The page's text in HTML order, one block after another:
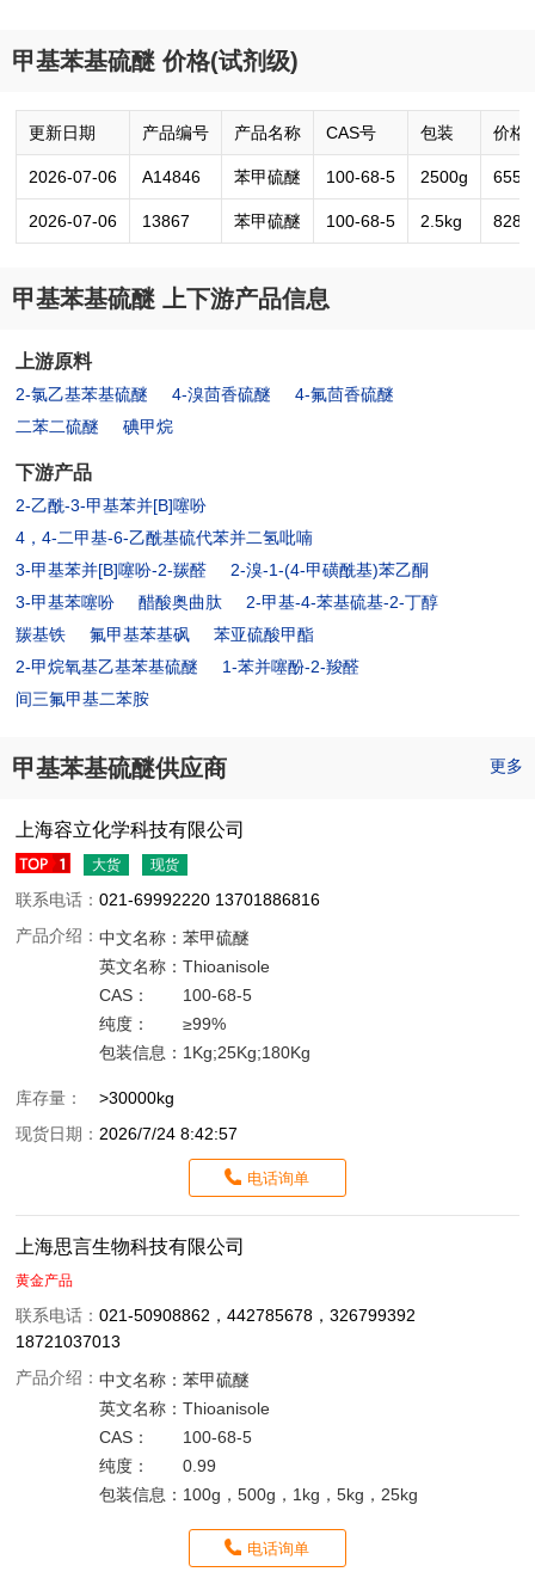
甲基苯基硫醚 价格(试剂级)
更新日期 产品编号 产品名称 CAS号 包装 价格
2026-07-06 A14846 苯甲硫醚 100-68-5 2500g 6557
2026-07-06 13867 苯甲硫醚 100-68-5 2.5kg 8285
甲基苯基硫醚 上下游产品信息
上游原料
2-氯乙基苯基硫醚 4-溴茴香硫醚
4-氟茴香硫醚
二苯二硫醚
碘甲烷
下游产品
2-乙酰-3-甲基苯并[B]噻吩
4，4-二甲基-6-乙酰基硫代苯并二氢吡喃
3-甲基苯并[B]噻吩-2-羰醛
2-溴-1-(4-甲磺酰基)苯乙酮
3-甲基苯噻吩
醋酸奥曲肽
2-甲基-4-苯基硫基-2-丁醇
羰基铁
氟甲基苯基砜
苯亚硫酸甲酯
2-甲烷氧基乙基苯基硫醚
1-苯并噻酚-2-羧醛
间三氟甲基二苯胺
甲基苯基硫醚供应商 更多
上海容立化学科技有限公司
大货 现货
联系电话：021-69992220 13701886816
产品介绍：中文名称：苯甲硫醚
英文名称：Thioanisole
CAS：
100-68-5
纯度：
≥99%
包装信息： 1Kg;25Kg;180Kg
库存量：
>30000kg
现货日期： 2026/7/24 8:42:57
电话询单
上海思言生物科技有限公司
黄金产品
联系电话：021-50908862，442785678，326799392
18721037013
产品介绍：中文名称：苯甲硫醚
英文名称：Thioanisole
CAS：
100-68-5
纯度：
0.99
包装信息： 100g，500g，1kg，5kg，25kg
电话询单